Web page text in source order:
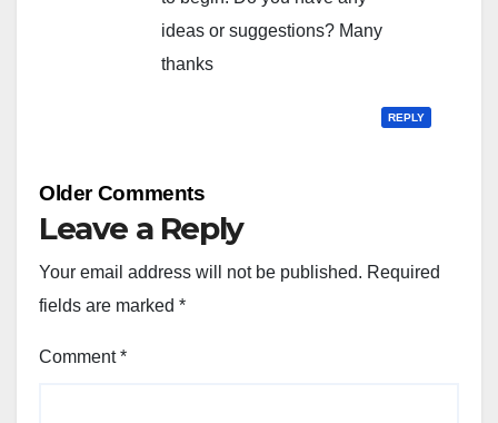
ideas or suggestions? Many
thanks
REPLY
Comment
Older Comments
Leave a Reply
Your email address will not be published. Required
fields are marked *
Comment*